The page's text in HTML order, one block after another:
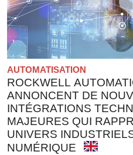
AUTOMATISATION
ROCKWELL
ANNONCENT DE
INTÉGRATIONS
MAJEURES QUI
UNIVERS
NUMÉRIQUE